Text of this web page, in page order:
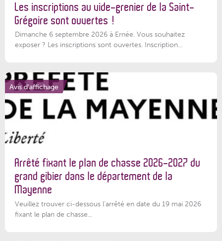
Les inscriptions au vide-grenier de la Saint-
Grégoire sont ouvertes !
Dimanche 6 septembre 2026 à Ernée. Vous souhaitez
exposer ? Les inscriptions sont ouvertes. Inscription...
Avis d'affichage
Arrêté fixant le plan de chasse 2026-2027 du
grand gibier dans le département de la
Mayenne
Veuillez trouver ci-dessous l’arrêté en date du 19 mai 2026
fixant le plan de chasse...